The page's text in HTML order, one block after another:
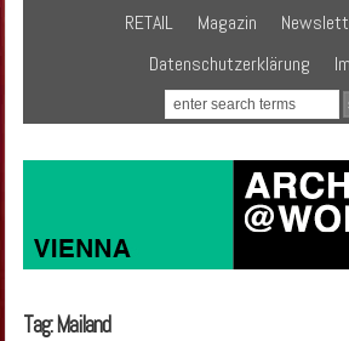
RETAIL
Magazin
Datenschutzerklärung
Tag: Mailand